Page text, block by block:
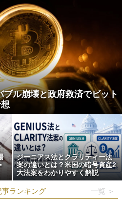
ル崩壊と政府救済でビット
ジーニアス法とクラリティー法
案の違いとは？米国の暗号資産2
大法案をわかりやすく解説
事ランキング 一覧 ＞